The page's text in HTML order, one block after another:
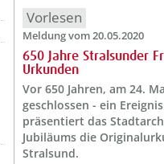
Vorlesen
Meldung vom 20.05.2020
650 Jahre Stralsunder
Urkunden
Vor 650 Jahren, am 24.
geschlossen - ein
präsentiert das
Jubiläums die
Stralsund.